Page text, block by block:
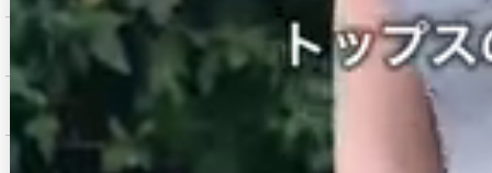
返品交換について
お問い合わせ